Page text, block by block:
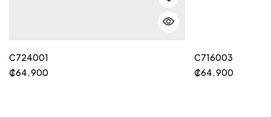
C724001
₡64, 900
C716003
₡64, 900